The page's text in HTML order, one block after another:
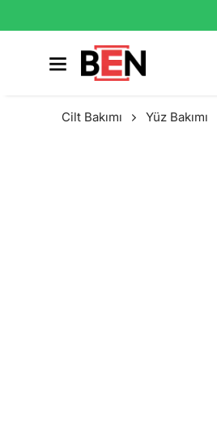
Cilt Bakımı Yüz Bakımı